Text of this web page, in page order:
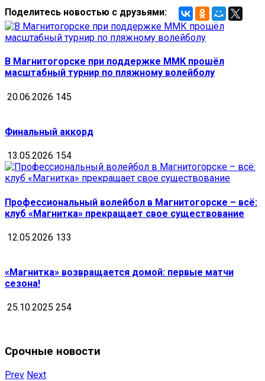
Поделитесь новостью с друзьями:
В Магнитогорске при поддержке ММК прошёл
масштабный турнир по пляжному волейболу
20.06.2026 145
Финальный аккорд
13.05.2026 154
Профессиональный волейбол в Магнитогорске – всё:
клуб «Магнитка» прекращает свое существование
12.05.2026 133
«Магнитка» возвращается домой: первые матчи
сезона!
25.10.2025 254
Срочные новости
Prev Next